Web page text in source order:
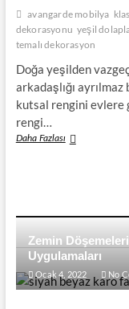
avangarde mobilya
dekorasyonu yeşil
temalı dekorasyon
Doğa yeşilden
arkadaşlığı
kutsal rengini evlere
rengi…
Daha FazlasıDoğanın
Oturma
Odaları
Konuğumuz
Zemin
Uygulamaları
Ocak 4, 2022 No